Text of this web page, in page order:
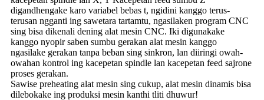
digandhengake karo variabel bebas t, ngidini kanggo terus-
terusan ngganti ing sawetara tartamtu, ngasilaken program CNC
sing bisa dikenali dening alat mesin CNC. Iki digunakake
kanggo nyopir saben sumbu gerakan alat mesin kanggo
ngasilake gerakan tanpa beban sing sinkron, lan diiringi owah-
owahan kontrol ing kacepetan spindle lan kacepetan feed sajrone
proses gerakan.
Sawise preheating alat mesin sing cukup, alat mesin dinamis bisa
dilebokake ing produksi mesin kanthi tliti dhuwur!